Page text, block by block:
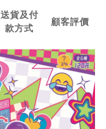
送貨及付
款方式
顧客評價